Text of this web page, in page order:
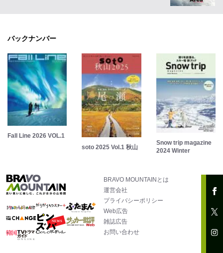
バックナンバー
Fall Line 2026 VOL.1
soto 2025 Vol.1 秋山
Snow trip magazine
2024 Winter
BRAVO MOUNTAINとは
運営会社
プライバシーポリシー
Web広告
雑誌広告
お問い合わせ